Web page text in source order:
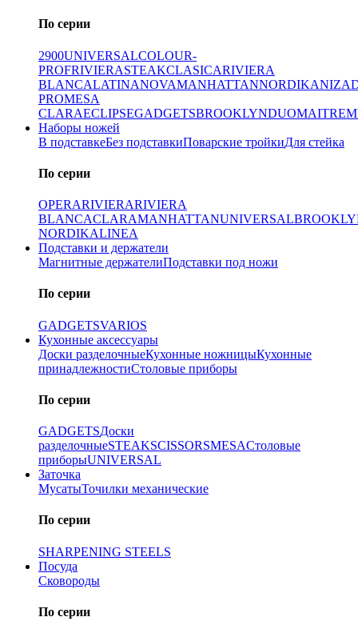
По серии
2900UNIVERSALCOLOUR-
PROFRIVIERASTEAKCLASICARIVIERA
BLANCALATINANOVAMANHATTANNORDIKANIZA
PROMESA
CLARAECLIPSEGADGETSBROOKLYNDUOMAITRE
Наборы ножей
В подставкеБез подставкиПоварские тройкиДля стейка
По серии
OPERARIVIERARIVIERA
BLANCACLARAMANHATTANUNIVERSAL
NORDIKALINEA
Подставки и держатели
Магнитные держателиПодставки под ножи
По серии
GADGETSVARIOS
Кухонные аксессуары
Доски разделочныеКухонные ножницыКухонные
принадлежностиСтоловые приборы
По серии
GADGETSДоски
разделочныеSTEAKSCISSORSMESAСтоловые
приборыUNIVERSAL
Заточка
МусатыТочилки механические
По серии
SHARPENING STEELS
Посуда
Сковороды
По серии